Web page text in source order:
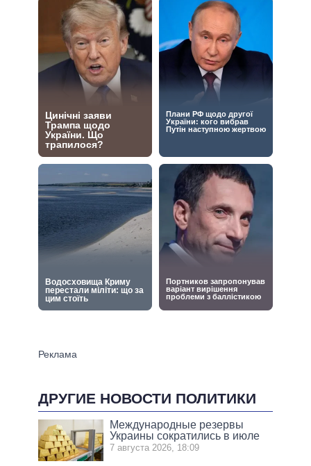
ДРУГИЕ НОВОСТИ ПОЛИТИКИ
Международные резервы
Украины сократились в июле
7 августа 2026, 18:09